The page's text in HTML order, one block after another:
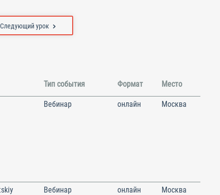
Следующий урок
Тип события Формат Место
Вебинар онлайн Москва
Вебинар онлайн Москва